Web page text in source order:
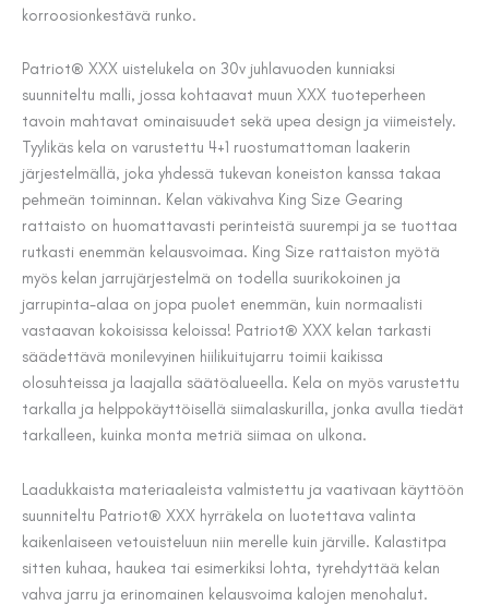
korroosionkestävä runko.
Patriot® XXX uistelukela on 30v juhlavuoden kunniaksi
suunniteltu malli, jossa kohtaavat muun XXX tuoteperheen
tavoin mahtavat ominaisuudet sekä upea design ja viimeistely.
Tyylikäs kela on varustettu 4+1 ruostumattoman laakerin
järjestelmällä, joka yhdessä tukevan koneiston kanssa takaa
pehmeän toiminnan. Kelan väkivahva King Size Gearing
rattaisto on huomattavasti perinteistä suurempi ja se tuottaa
rutkasti enemmän kelausvoimaa. King Size rattaiston myötä
myös kelan jarrujärjestelmä on todella suurikokoinen ja
jarrupinta-alaa on jopa puolet enemmän, kuin normaalisti
vastaavan kokoisissa keloissa! Patriot® XXX kelan tarkasti
säädettävä monilevyinen hiilikuitujarru toimii kaikissa
olosuhteissa ja laajalla säätöalueella. Kela on myös varustettu
tarkalla ja helppokäyttöisellä siimalaskurilla, jonka avulla tiedät
tarkalleen, kuinka monta metriä siimaa on ulkona.
Laadukkaista materiaaleista valmistettu ja vaativaan käyttöön
suunniteltu Patriot® XXX hyrräkela on luotettava valinta
kaikenlaiseen vetouisteluun niin merelle kuin järville. Kalastitpa
sitten kuhaa, haukea tai esimerkiksi lohta, tyrehdyttää kelan
vahva jarru ja erinomainen kelausvoima kalojen menohalut.